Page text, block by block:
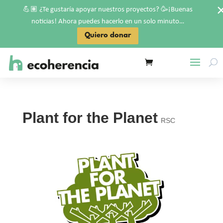
Plant for the Planet RSC
💪🏽 ¿Te gustaría apoyar nuestros proyectos? 🥳¡Buenas
noticias! Ahora puedes hacerlo en un solo minuto…
Quiero donar